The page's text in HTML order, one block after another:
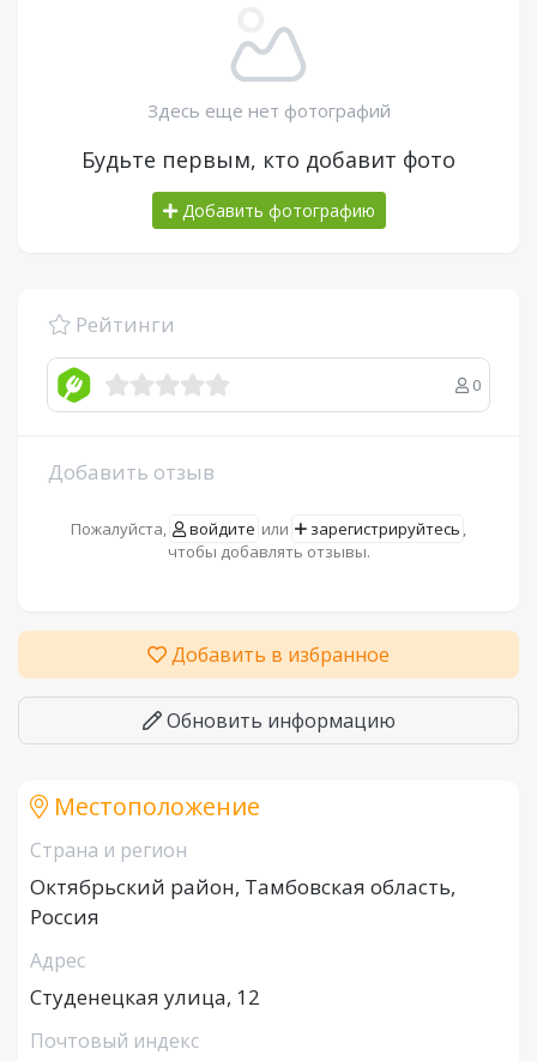
Здесь еще нет фотографий
Будьте первым, кто добавит фото
Добавить фотографию
Рейтинги
0
Добавить отзыв
Пожалуйста, войдите или зарегистрируйтесь ,
чтобы добавлять отзывы.
Добавить в избранное
Обновить информацию
Местоположение
Страна и регион
Октябрьский район, Тамбовская область,
Россия
Адрес
Студенецкая улица, 12
Почтовый индекс